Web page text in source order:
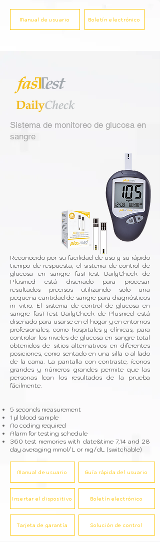
Manual de usuario Boletín electrónico
Sistema de monitoreo de glucosa en
sangre
Reconocido por su facilidad de uso y su rápido
tiempo de respuesta, el sistema de control de
glucosa en sangre fasTTest DailyCheck de
Plusmed está diseñado para procesar
resultados precisos utilizando solo una
pequeña cantidad de sangre para diagnósticos
in vitro. El sistema de control de glucosa en
sangre fasTTest DailyCheck de Plusmed está
diseñado para usarse en el hogar y en entornos
profesionales, como hospitales y clínicas, para
controlar los niveles de glucosa en sangre total
obtenidos de sitios alternativos en diferentes
posiciones, como sentado en una silla o al lado
de la cama. La pantalla con contraste, íconos
grandes y números grandes permite que las
personas lean los resultados de la prueba
fácilmente.
5 seconds measurement
1 μl blood sample
No coding required
Alarm for testing schedule
360 test memories with date&time 7,14 and 28
day averaging mmol/L or mg/dL (switchable)
Manual de usuario Guía rápida del usuario
Insertar el dispositivo Boletín electrónico
Tarjeta de garantía Solución de control